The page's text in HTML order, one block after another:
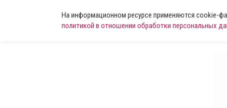
На информационном ресурсе применяются cookie-
политикой в отношении обработки персональных